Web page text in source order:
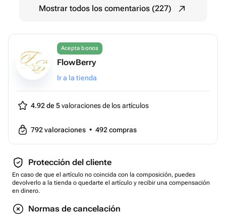
Mostrar todos los comentarios (227)
Acepta bonos
FlowBerry
Ir a la tienda
4.92 de 5valoraciones de los artículos
792valoraciones • 492compras
Protección del cliente
En caso de que el artículo no coincida con la composición, puedes
devolverlo a la tienda o quedarte el artículo y recibir una compensación
en dinero.
Normas de cancelación